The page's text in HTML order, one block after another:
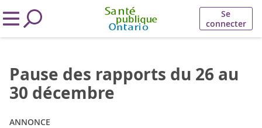
Se
connecter
Pause des rapports du 26 au
30 décembre
ANNONCE